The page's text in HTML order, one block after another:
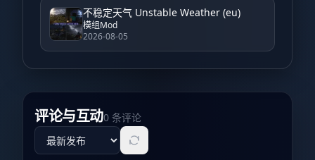
不稳定天气 Unstable Weather (eu)
模组Mod
2026-08-05
评论与互动0条评论
评论排序